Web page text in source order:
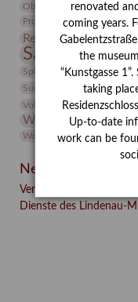
Objekt im Fokus
Paul Klee
Provenienz
Restaurierung
Sammlung
Sphinx
studio
Suermondt-Ludwig-
Volontariat
Walter Rheiner
Werkbetrachtung
Wolf und Hund
Neueste Beiträge
Verschenkt, verkauft,
Dienste des Lindenau-
renovated
coming years.
the
“Kunstgasse
taking
Up-to-date
work can be